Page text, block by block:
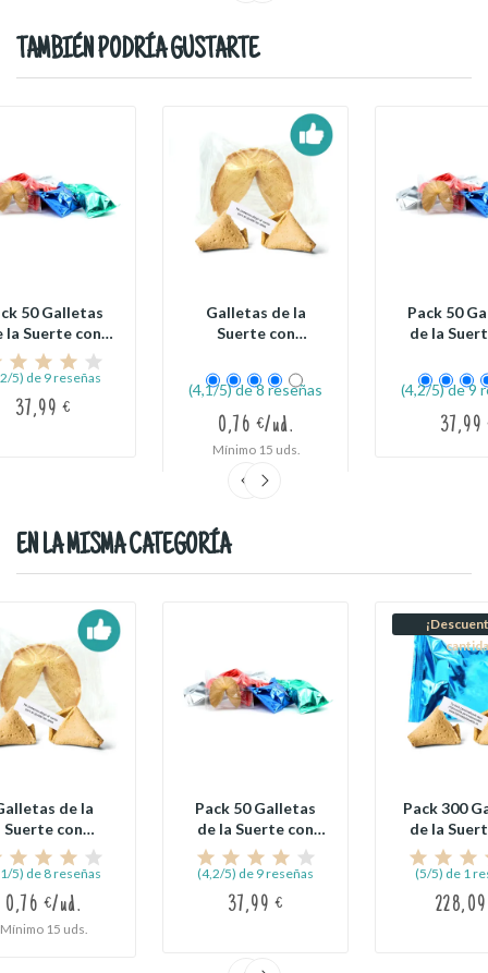
TAMBIÉN PODRÍA GUSTARTE
50 Galletas
la Suerte con
5) de 9 reseñas
37,99 €
Galletas de la
Suerte con
Generales
(4,1/5) de 8 reseñas
0,76 €/ud.
Mínimo 15 uds.
Pack 50
de la
(4,2/5) de 9
37,99
EN LA MISMA CATEGORÍA
de la
Suerte con
Proverbios
Generales
5) de 8 reseñas
0,76 €/ud.
Mínimo 15 uds.
Pack 50 Galletas
de la Suerte con
Proverbios...
(4,2/5) de 9 reseñas
37,99 €
Pack 300
de la
(5/5) de 1